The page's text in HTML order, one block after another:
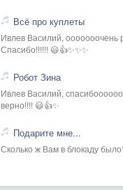
Всё про куплеты
Ивлев Василий, ооооооочень
Спасибо!!!!!! 😃👍✨✨✨
Робот Зина
Ивлев Василий,
верно!!!! 😃👍✨
Подарите мне...
Сколько ж Вам в блокаду